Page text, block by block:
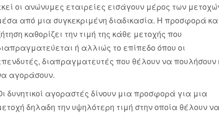
οι ανώνυμες εταιρείες εισάγουν μέρος των
από μια συγκεκριμένη διαδικασία. Η προσφορά
καθορίζει την τιμή της κάθε μετοχής που
ή αλλιώς το επίπεδο όπου οι
διαπραγματευτές που θέλουν να πουλήσουν
αγοράσουν.
δυνητικοί αγοραστές δίνουν μια προσφορά για μια
δηλαδη την υψηλότερη τιμή στην οποία θέλουν να